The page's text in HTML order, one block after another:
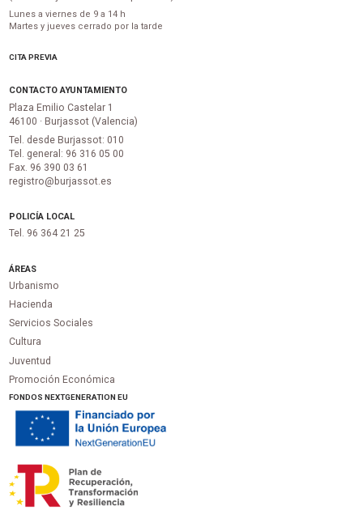
Lunes a viernes de 9 a 14 h
Martes y jueves cerrado por la tarde
CITA PREVIA
CONTACTO AYUNTAMIENTO
Plaza Emilio Castelar 1
46100 · Burjassot (Valencia)
Tel. desde Burjassot: 010
Tel. general: 96 316 05 00
Fax. 96 390 03 61
registro@burjassot.es
POLICÍA LOCAL
Tel. 96 364 21 25
ÁREAS
Urbanismo
Hacienda
Servicios Sociales
Cultura
Juventud
Promoción Económica
FONDOS NEXTGENERATION EU